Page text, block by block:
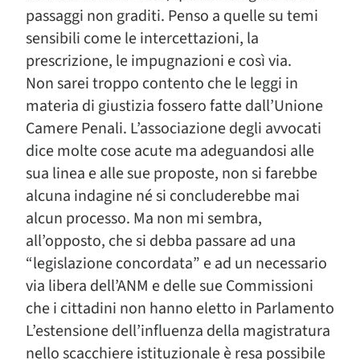
passaggi non graditi. Penso a quelle su temi
sensibili come le intercettazioni, la
prescrizione, le impugnazioni e così via.
Non sarei troppo contento che le leggi in
materia di giustizia fossero fatte dall’Unione
Camere Penali. L’associazione degli avvocati
dice molte cose acute ma adeguandosi alle
sua linea e alle sue proposte, non si farebbe
alcuna indagine né si concluderebbe mai
alcun processo. Ma non mi sembra,
all’opposto, che si debba passare ad una
“legislazione concordata” e ad un necessario
via libera dell’ANM e delle sue Commissioni
che i cittadini non hanno eletto in Parlamento
L’estensione dell’influenza della magistratura
nello scacchiere istituzionale è resa possibile